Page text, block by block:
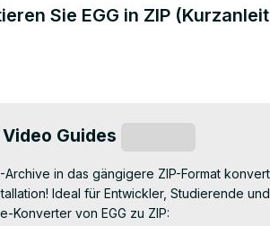
Sie EGG in ZIP
Guides
Archive in das gängigere ZIP-Format
Ideal für Entwickler, Studierende